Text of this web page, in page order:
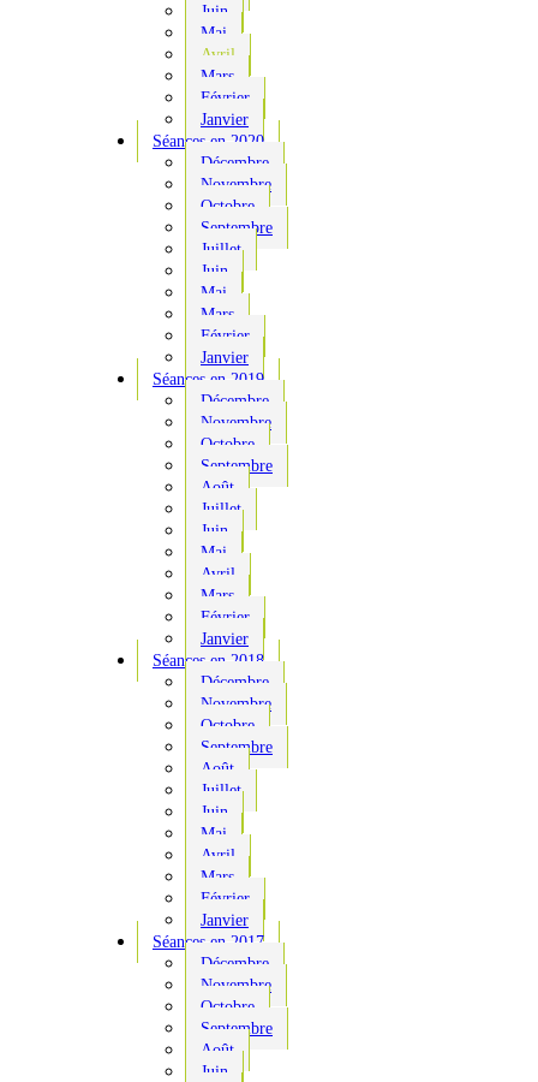
Juin
Mai
Avril
Mars
Février
Janvier
Séances en 2020
Décembre
Novembre
Octobre
Septembre
Juillet
Juin
Mai
Mars
Février
Janvier
Séances en 2019
Décembre
Novembre
Octobre
Septembre
Août
Juillet
Juin
Mai
Avril
Mars
Février
Janvier
Séances en 2018
Décembre
Novembre
Octobre
Septembre
Août
Juillet
Juin
Mai
Avril
Mars
Février
Janvier
Séances en 2017
Décembre
Novembre
Octobre
Septembre
Août
Juin